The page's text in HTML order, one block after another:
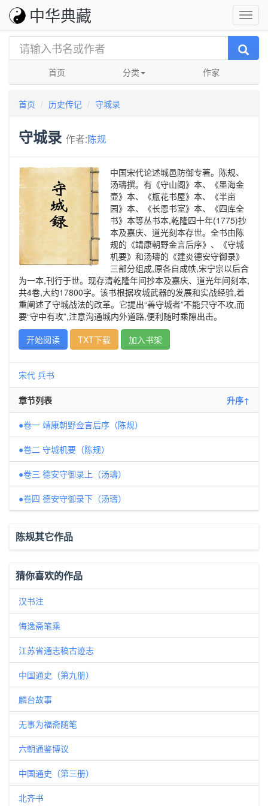
中华典藏
首页 分类 作家
首页 历史传记 守城录
守城录 作者:陈规
中国宋代论述城邑防御专著。陈规、
汤璹撰。有《守山阁》本、《墨海金
壶》本、《瓶花书屋》本、《半亩
园》本、《长恩书室》本、《四库全
书》本等丛书本,乾隆四十年(1775)抄
本及嘉庆、道光刻本存世。全书由陈
规的《靖康朝野金言后序》、《守城
机要》和汤璹的《建炎德安守御录》
三部分组成,原各自成帙,宋宁宗以后合
为一本,刊行于世。现存清乾隆年间抄本及嘉庆、道光年间刻本,
共4卷,大约17800字。该书根据攻城武器的发展和实战经验,着
重阐述了守城战法的改革。它提出“善守城者”不能只守不攻,而
要“守中有攻”,注意沟通城内外道路,便利随时乘隙出击。
开始阅读
TXT下载 加入书架
宋代 兵书
章节列表 升序↑
●卷一 靖康朝野佥言后序（陈规）
●卷二 守城机要（陈规）
●卷三 德安守御录上（汤璹）
●卷四 德安守御录下（汤璹）
陈规其它作品
猜你喜欢的作品
汉书注
悔逸斋笔乘
江苏省通志稿古迹志
中国通史（第九册）
麟台故事
无事为福斋随笔
六朝通鉴博议
中国通史（第三册）
北齐书